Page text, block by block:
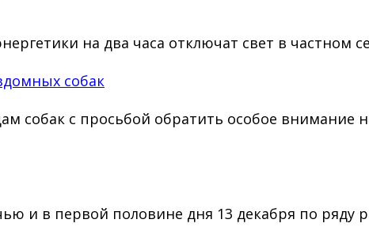
на два часа отключат свет в частном
собак
собак с просьбой обратить особое внимание
и в первой половине дня 13 декабря по ряду